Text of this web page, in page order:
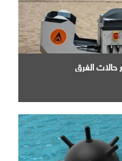
حالات الغرق